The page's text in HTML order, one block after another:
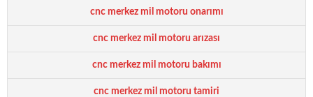
cnc merkez mil motoru onarımı
cnc merkez mil motoru arızası
cnc merkez mil motoru bakımı
cnc merkez mil motoru tamiri